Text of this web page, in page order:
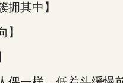
其中】